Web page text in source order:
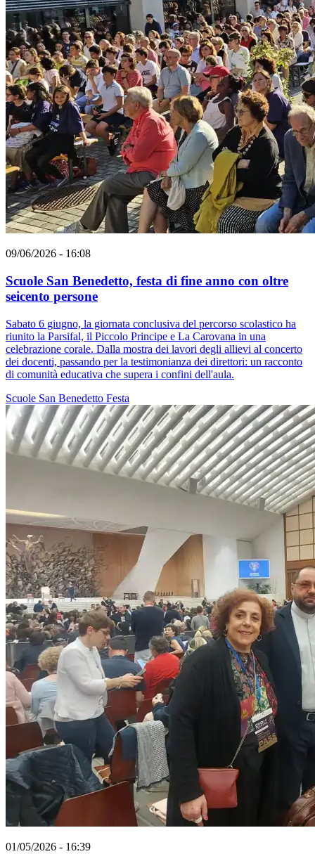
09/06/2026 - 16:08
Scuole San Benedetto, festa di fine anno con oltre
seicento persone
Sabato 6 giugno, la giornata conclusiva del percorso scolastico ha
riunito la Parsifal, il Piccolo Principe e La Carovana in una
celebrazione corale. Dalla mostra dei lavori degli allievi al concerto
dei docenti, passando per la testimonianza dei direttori: un racconto
di comunità educativa che supera i confini dell'aula.
Scuole San Benedetto Festa
01/05/2026 - 16:39